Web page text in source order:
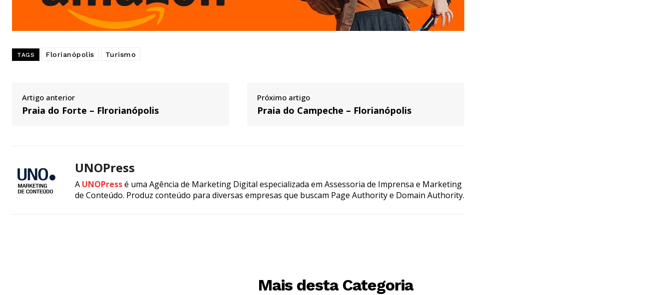
TAGS Florianópolis Turismo
Artigo anterior
Praia do Forte – Flrorianópolis
Próximo artigo
Praia do Campeche – Florianópolis
UNOPress
A UNOPressé uma Agência de Marketing Digital especializada em Assessoria de Imprensa e Marketing
de Conteúdo. Produz conteúdo para diversas empresas que buscam Page Authority e Domain Authority.
Mais desta Categoria